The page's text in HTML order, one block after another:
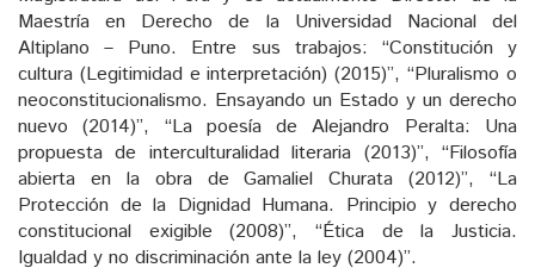
Maestría en Derecho de la Universidad Nacional del
Altiplano – Puno. Entre sus trabajos: “Constitución y
cultura (Legitimidad e interpretación) (2015)”, “Pluralismo o
neoconstitucionalismo. Ensayando un Estado y un derecho
nuevo (2014)”, “La poesía de Alejandro Peralta: Una
propuesta de interculturalidad literaria (2013)”, “Filosofía
abierta en la obra de Gamaliel Churata (2012)”, “La
Protección de la Dignidad Humana. Principio y derecho
constitucional exigible (2008)”, “Ética de la Justicia.
Igualdad y no discriminación ante la ley (2004)”.